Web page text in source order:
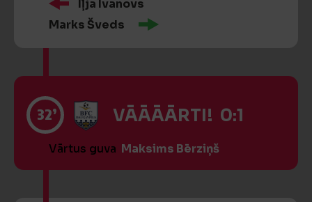
Iļja Ivanovs
Marks Šveds
32’ VĀĀĀĀRTI! 0:1
Vārtus guva Maksims Bērziņš